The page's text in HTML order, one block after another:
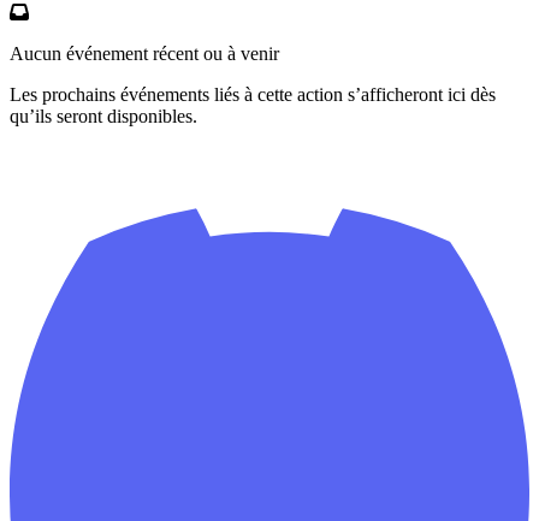
Aucun événement récent ou à venir
Les prochains événements liés à cette action s’afficheront ici dès
qu’ils seront disponibles.